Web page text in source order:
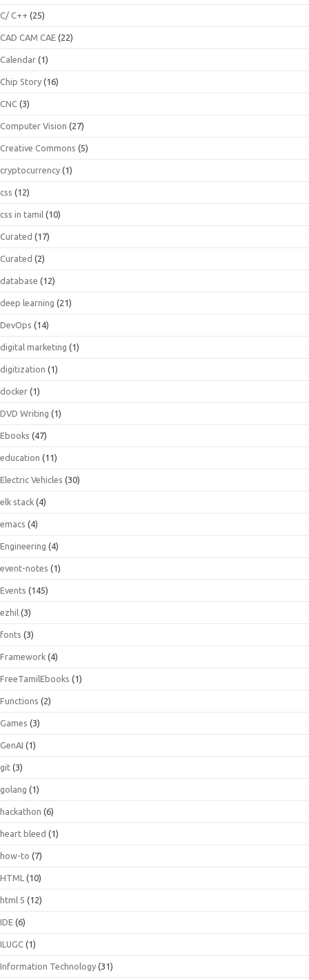
C/ C++ (25)
CAD CAM CAE (22)
Calendar (1)
Chip Story (16)
CNC (3)
Computer Vision (27)
Creative Commons (5)
cryptocurrency (1)
css (12)
css in tamil (10)
Curated (17)
Curated (2)
database (12)
deep learning (21)
DevOps (14)
digital marketing (1)
digitization (1)
docker (1)
DVD Writing (1)
Ebooks (47)
education (11)
Electric Vehicles (30)
elk stack (4)
emacs (4)
Engineering (4)
event-notes (1)
Events (145)
ezhil (3)
fonts (3)
Framework (4)
FreeTamilEbooks (1)
Functions (2)
Games (3)
GenAI (1)
git (3)
golang (1)
hackathon (6)
heart bleed (1)
how-to (7)
HTML (10)
html 5 (12)
IDE (6)
ILUGC (1)
Information Technology (31)